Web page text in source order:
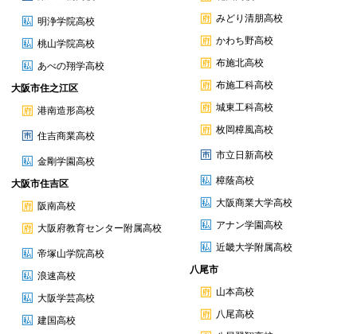
明浄学院高校
桃山学院高校
あべの翔学高校
大阪市住之江区
港南造形高校
住吉商業高校
金剛学園高校
大阪市住吉区
阪南高校
大阪府教育センター附属高校
帝塚山学院高校
浪速高校
大阪学芸高校
建国高校
みどり清朋高校
かわち野高校
布施北高校
布施工科高校
城東工科高校
枚岡樟風高校
市立日新高校
樟蔭高校
大阪商業大学高校
アナン学園高校
近畿大学附属高校
八尾市
山本高校
八尾高校